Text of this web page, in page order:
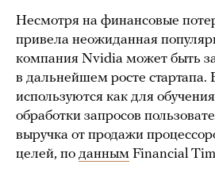
Несмотря на финансовые
привела неожиданная
компания Nvidia может быть
в дальнейшем росте стартапа.
используются как для
обработки запросов
выручка от продажи
целей, по данным Financial